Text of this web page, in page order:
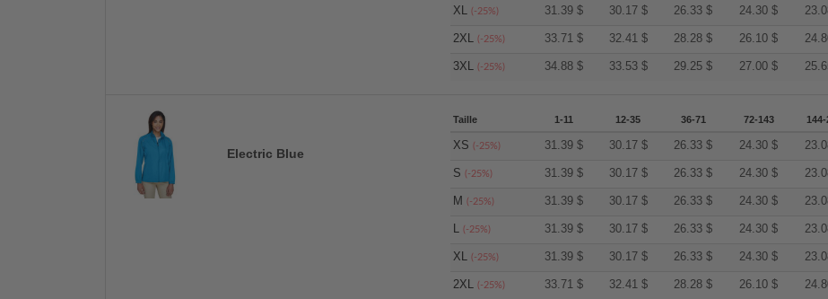
XL(-25%) 31.39 $ 30.17 $ 26.33$ 24.30$
2XL(-25%) 33.71 $ 32.41 $ 28.28$ 26.10$
3XL(-25%) 34.88 $ 33.53 $ 29.25$ 27.00$
Electric Blue
Taille 1-11 12-35 36-71 72-143
XS(-25%) 31.39 $ 30.17 $ 26.33$ 24.30$
S(-25%) 31.39 $ 30.17 $ 26.33$ 24.30$
M(-25%) 31.39 $ 30.17 $ 26.33$ 24.30$
L(-25%) 31.39 $ 30.17 $ 26.33$ 24.30$
XL(-25%) 31.39 $ 30.17 $ 26.33$ 24.30$
2XL(-25%) 33.71 $ 32.41 $ 28.28$ 26.10$